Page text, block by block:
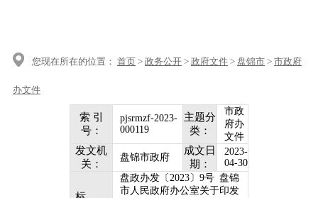
您现在所在的位置： 首页 > 政务公开 > 政府文件 > 盘锦市 > 市政府
办文件
索 引
号：
pjsrmzf-2023-
000119
主题分
类：
市政
府办
文件
发文机
关：
盘锦市政府
成文日
期：
2023-
04-30
盘政办发〔2023〕9号 盘锦
市人民政府办公室关于印发